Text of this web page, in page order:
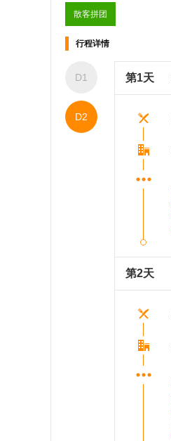
散客拼团
行程详情
D1
D2
第1天
第2天